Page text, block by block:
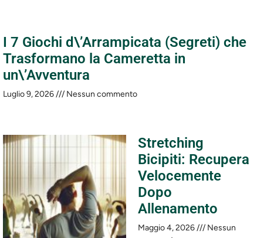
I 7 Giochi d\’Arrampicata (Segreti) che
Trasformano la Cameretta in
un\’Avventura
Luglio 9, 2026 Nessun commento
Stretching
Bicipiti: Recupera
Velocemente
Dopo
Allenamento
Maggio 4, 2026
Nessun